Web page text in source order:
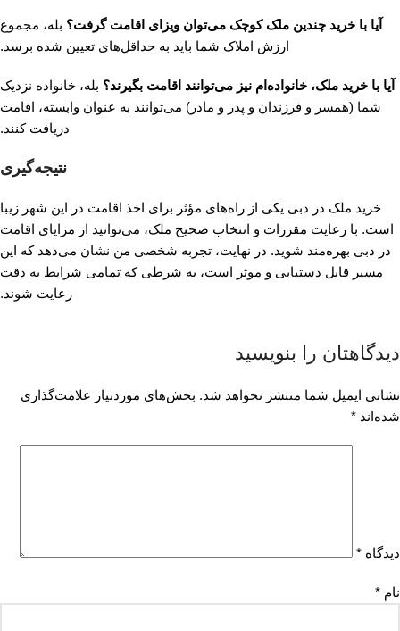
آیا با خرید چندین ملک کوچک می‌توان ویزای اقامت گرفت؟ بله، مجموع
ارزش املاک شما باید به حداقل‌های تعیین شده برسد.
آیا با خرید ملک، خانواده‌ام نیز می‌توانند اقامت بگیرند؟ بله، خانواده نزدیک
شما (همسر و فرزندان و پدر و مادر) می‌توانند به عنوان وابسته، اقامت
دریافت کنند.
نتیجه‌گیری
خرید ملک در دبی یکی از راه‌های مؤثر برای اخذ اقامت در این شهر زیبا
است. با رعایت مقررات و انتخاب صحیح ملک، می‌توانید از مزایای اقامت
در دبی بهره‌مند شوید. در نهایت، تجربه شخصی من نشان می‌دهد که این
مسیر قابل دستیابی و موثر است، به شرطی که تمامی شرایط به دقت
رعایت شوند.
دیدگاهتان را بنویسید
نشانی ایمیل شما منتشر نخواهد شد. بخش‌های موردنیاز علامت‌گذاری
شده‌اند *
دیدگاه *
نام *